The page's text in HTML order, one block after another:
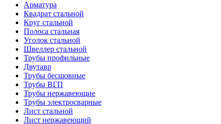
Арматура
Квадрат стальной
Круг стальной
Полоса стальная
Уголок стальной
Швеллер стальной
Трубы профильные
Двутавр
Трубы бесшовные
Трубы ВГП
Трубы нержавеющие
Трубы электросварные
Лист стальной
Лист нержавеющий